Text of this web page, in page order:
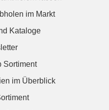
im Markt
Kataloge
Sortiment
im Überblick